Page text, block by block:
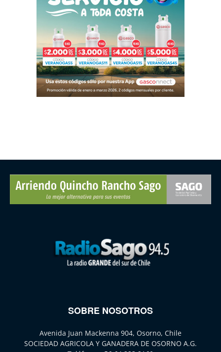
SOBRE NOSOTROS
Avenida Juan Mackenna 904, Osorno, Chile
SOCIEDAD AGRICOLA Y GANADERA DE OSORNO A.G.